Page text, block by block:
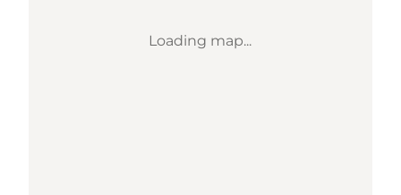
Loading map...